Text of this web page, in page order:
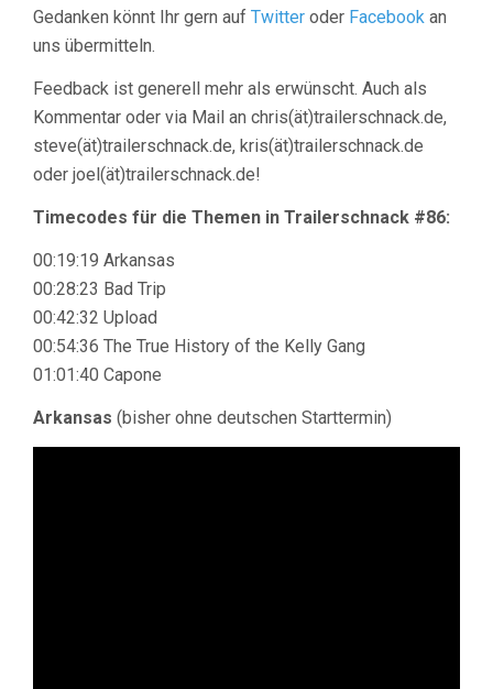
Gedanken könnt Ihr gern auf Twitter oder Facebook an
uns übermitteln.
Feedback ist generell mehr als erwünscht. Auch als
Kommentar oder via Mail an chris(ät)trailerschnack.de,
steve(ät)trailerschnack.de, kris(ät)trailerschnack.de
oder joel(ät)trailerschnack.de!
Timecodes für die Themen in Trailerschnack #86:
00:19:19 Arkansas
00:28:23 Bad Trip
00:42:32 Upload
00:54:36 The True History of the Kelly Gang
01:01:40 Capone
Arkansas (bisher ohne deutschen Starttermin)